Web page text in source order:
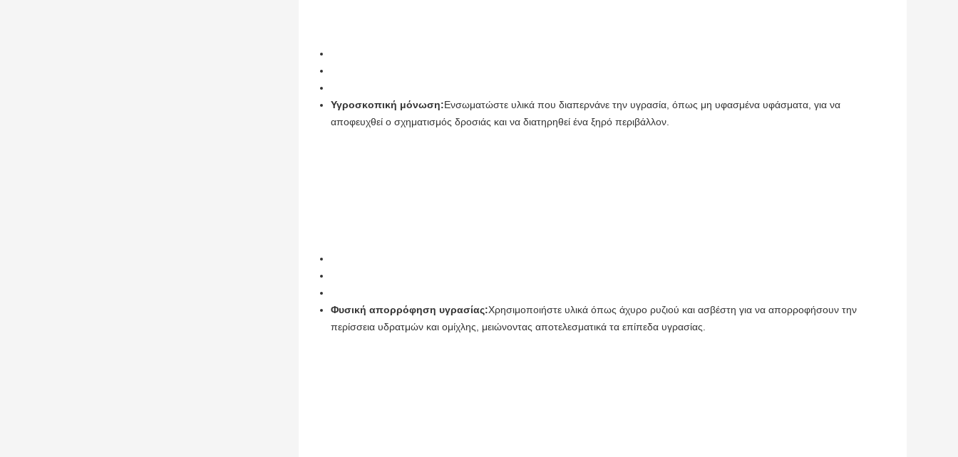
Υγροσκοπική μόνωση:Ενσωματώστε υλικά που διαπερνάνε την υγρασία, όπως μη υφασμένα υφάσματα, για να
αποφευχθεί ο σχηματισμός δροσιάς και να διατηρηθεί ένα ξηρό περιβάλλον.
Φυσική απορρόφηση υγρασίας:Χρησιμοποιήστε υλικά όπως άχυρο ρυζιού και ασβέστη για να απορροφήσουν την
περίσσεια υδρατμών και ομίχλης, μειώνοντας αποτελεσματικά τα επίπεδα υγρασίας.